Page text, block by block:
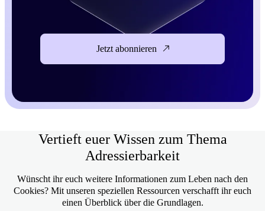
Jetzt abonnieren
Vertieft euer Wissen zum Thema
Adressierbarkeit
Wünscht ihr euch weitere Informationen zum Leben nach den
Cookies? Mit unseren speziellen Ressourcen verschafft ihr euch
einen Überblick über die Grundlagen.